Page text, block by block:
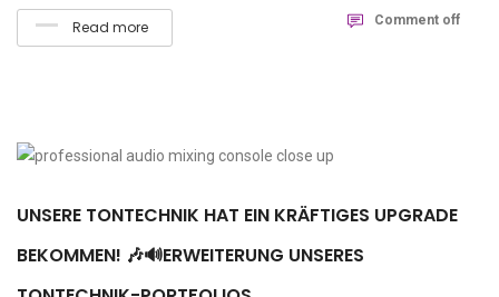
Read more Comment off
UNSERE TONTECHNIK HAT EIN KRÄFTIGES UPGRADE
BEKOMMEN! 🎶🔊ERWEITERUNG UNSERES